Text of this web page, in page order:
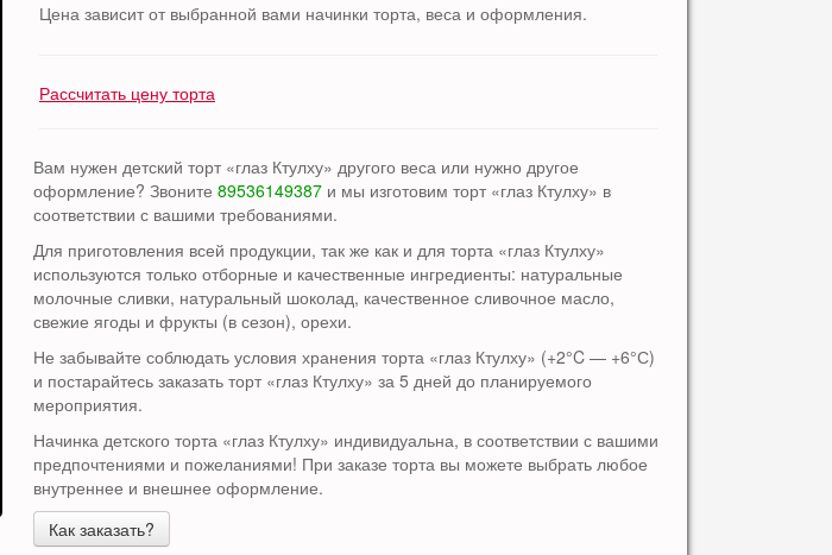
Цена зависит от выбранной вами начинки торта, веса и оформления.
Рассчитать цену торта
Вам нужен детский торт «глаз Ктулху» другого веса или нужно другое
оформление? Звоните 89536149387 и мы изготовим торт «глаз Ктулху» в
соответствии с вашими требованиями.
Для приготовления всей продукции, так же как и для торта «глаз Ктулху»
используются только отборные и качественные ингредиенты: натуральные
молочные сливки, натуральный шоколад, качественное сливочное масло,
свежие ягоды и фрукты (в сезон), орехи.
Не забывайте соблюдать условия хранения торта «глаз Ктулху» (+2°C — +6°С)
и постарайтесь заказать торт «глаз Ктулху» за 5 дней до планируемого
мероприятия.
Начинка детского торта «глаз Ктулху» индивидуальна, в соответствии с вашими
предпочтениями и пожеланиями! При заказе торта вы можете выбрать любое
внутреннее и внешнее оформление.
Как заказать?